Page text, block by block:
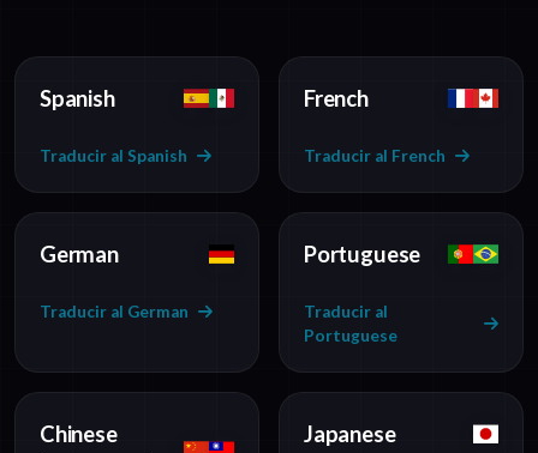
Spanish
Traducir al Spanish
French
Traducir al French
German
Traducir al German
Portuguese
Traducir al
Portuguese
Chinese
Japanese